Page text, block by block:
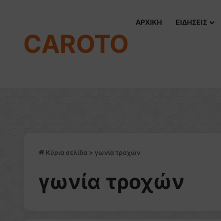
CAROTO
ΑΡΧΙΚΗ ΕΙΔΗΣΕΙΣ
Κύρια σελίδα > γωνία τροχών
γωνία τροχών